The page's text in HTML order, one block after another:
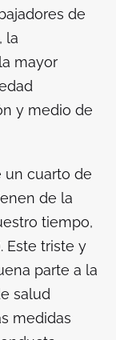
de
la
mayor
y medio de
un cuarto de
de la
tiempo,
Este triste y
parte a la
salud
medidas